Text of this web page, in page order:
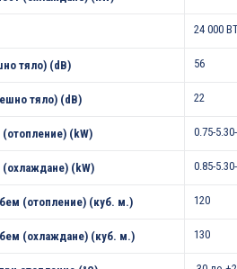
24 000
тяло) (dB) 56
тяло) (dB) 22
(kW) 0.75-
(kW) 0.85-
(отопление) (куб. м.) 120
(охлаждане) (куб. м.) 130